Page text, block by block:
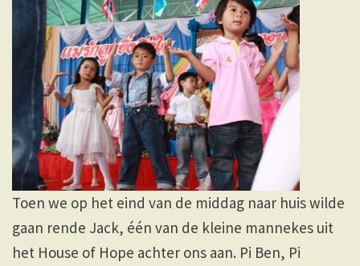
Toen we op het eind van de middag naar huis wilde
gaan rende Jack, één van de kleine mannekes uit
het House of Hope achter ons aan. Pi Ben, Pi